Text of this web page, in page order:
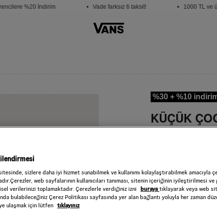
%20 İndirim • Vade farksız 6 taksit! • 1000 TL ve
%30 + %10
KÜÇÜK
Style :
Beden
sizlere daha iyi hizmet sunabilmek ve kullanımı kolaylaştırabilmek amacıyla
web sayfalarının kullanıcıları tanıması, sitenin içeriğinin iyileştirilmesi
verilerinizi toplamaktadır. Çerezlerle verdiğiniz izni
buraya tıklayarak veya web
bulabileceğiniz Çerez Politikası sayfasında yer alan bağlantı yoluyla her zaman
ulaşmak için lütfen tıklayınız